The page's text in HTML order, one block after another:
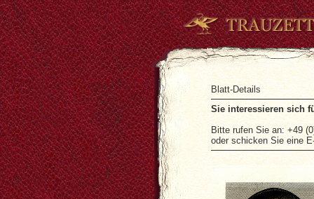
Blatt-
Sie interessieren sich
Bitte rufen Sie an: +49
oder schicken Sie eine